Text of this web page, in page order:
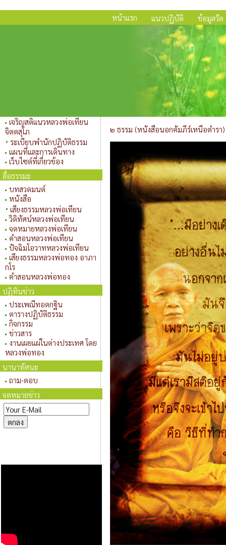
หน้าแรก แนวปฏิบัติ ข้อมูลวัด
เจริญสติแนวหลวงพ่อเทียน
จิตฺตสุโภ
ระเบียบพำนักปฏิบัติธรรม
แผนที่และการเดินทาง
เว็บไซด์ที่เกี่ยวข้อง
สื่อธรรมะ
บทสวดมนต์
หนังสือ
เสียงธรรมหลวงพ่อเทียน
วิดิทัศน์หลวงพ่อเทียน
จดหมายหลวงพ่อเทียน
คำสอนหลวงพ่อเทียน
ปัจฉิมโอวาทหลวงพ่อเทียน
เสียงธรรมหลวงพ่อทอง อาภา
กโร
คำสอนหลวงพ่อทอง
ปฏิทินข่าว
ประเพณีทอดกฐิน
ตารางปฏิบัติธรรม
กิจกรรม
ข่าวสาร
งานเผยแผ่ในต่างประเทศ โดย
หลวงพ่อทอง
นานาทัศนะ
ถาม-ตอบ
จดหมายข่าว
๒ ธรรม (หนังสือนอกคัมภีร์เหนือตำรา)